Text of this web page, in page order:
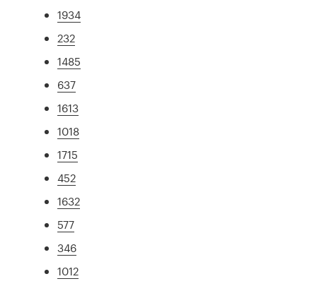
1934
232
1485
637
1613
1018
1715
452
1632
577
346
1012